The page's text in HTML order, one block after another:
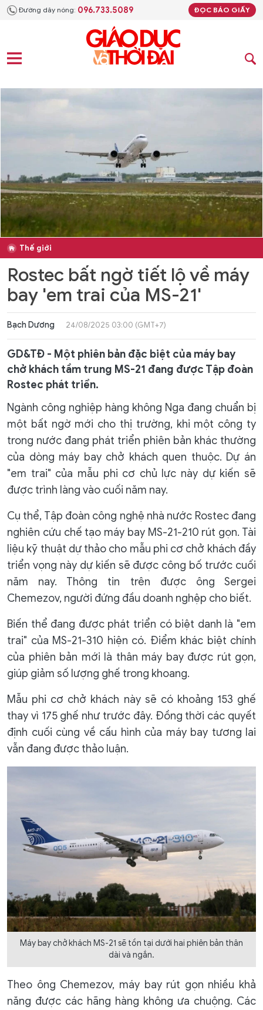
Đường dây nóng: 096.733.5089 ĐỌC BÁO GIẤY
Thế giới
Rostec bất ngờ tiết lộ về máy
bay 'em trai của MS-21'
Bạch Dương 24/08/2025 03:00 (GMT+7)
GD&TĐ - Một phiên bản đặc biệt của máy bay
chở khách tầm trung MS-21 đang được Tập đoàn
Rostec phát triển.
Ngành công nghiệp hàng không Nga đang chuẩn bị
một bất ngờ mới cho thị trường, khi một công ty
trong nước đang phát triển phiên bản khác thường
của dòng máy bay chở khách quen thuộc. Dự án
"em trai" của mẫu phi cơ chủ lực này dự kiến ​​sẽ
được trình làng vào cuối năm nay.
Cụ thể, Tập đoàn công nghệ nhà nước Rostec đang
nghiên cứu chế tạo máy bay MS-21-210 rút gọn. Tài
liệu kỹ thuật dự thảo cho mẫu phi cơ chở khách đầy
triển vọng này dự kiến ​​sẽ được công bố trước cuối
năm nay. Thông tin trên được ông Sergei
Chemezov, người đứng đầu doanh nghệp cho biết.
Biến thể đang được phát triển có biệt danh là "em
trai" của MS-21-310 hiện có. Điểm khác biệt chính
của phiên bản mới là thân máy bay được rút gọn,
giúp giảm số lượng ghế trong khoang.
Mẫu phi cơ chở khách này sẽ có khoảng 153 ghế
thay vì 175 ghế như trước đây. Đồng thời các quyết
định cuối cùng về cấu hình của máy bay tương lai
vẫn đang được thảo luận.
Máy bay chở khách MS-21 sẽ tồn tại dưới hai phiên bản thân
dài và ngắn.
Theo ông Chemezov, máy bay rút gọn nhiều khả
năng được các hãng hàng không ưa chuộng. Các